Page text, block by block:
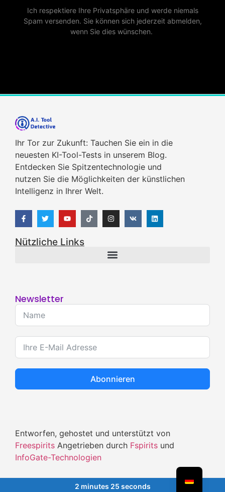
Ich respektiere Ihre Privatsphäre und werde niemals
Spam versenden. Sie können sich jederzeit abmelden,
wenn Sie dies wünschen.
Ihr Tor zur Zukunft: Tauchen Sie ein in die
neuesten KI-Tool-Tests in unserem Blog.
Entdecken Sie Spitzentechnologie und
nutzen Sie die Möglichkeiten der künstlichen
Intelligenz in Ihrer Welt.
Nützliche Links
Newsletter
Abonnieren
Entworfen, gehostet und unterstützt von
Freespirits Angetrieben durch Fspirits und
InfoGate-Technologien
UND LEIDENSCHAFT GEMACHT, UM WISSEN ZU TEILEN
2 minutes 25 seconds